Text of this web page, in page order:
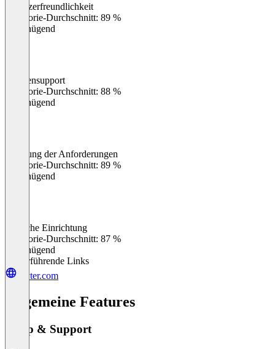
Benutzerfreundlichkeit
Kategorie-Durchschnitt: 89 %
Ungenügend
Kundensupport
Kategorie-Durchschnitt: 88 %
Ungenügend
Erfüllung der Anforderungen
Kategorie-Durchschnitt: 89 %
Ungenügend
Einfache Einrichtung
Kategorie-Durchschnitt: 87 %
Ungenügend
Weiterführende Links
bryter.com
Allgemeine Features
Setup & Support